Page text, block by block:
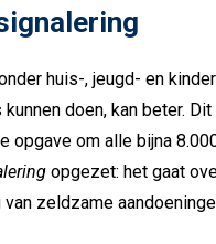
huis-, jeugd- en
doen, kan beter.
opgave om alle bijna
opgezet: het gaat
zeldzame